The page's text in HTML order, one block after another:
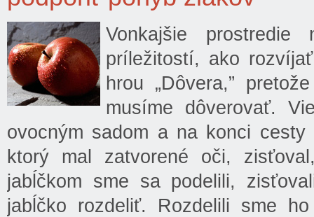
Vonkajšie
príležitostí, ako
hrou „Dôvera,”
musíme dôverovať.
ovocným sadom a na konci
ktorý mal zatvorené oči,
jabĺčkom sme sa podelili,
jabĺčko rozdeliť. Rozdelili sme